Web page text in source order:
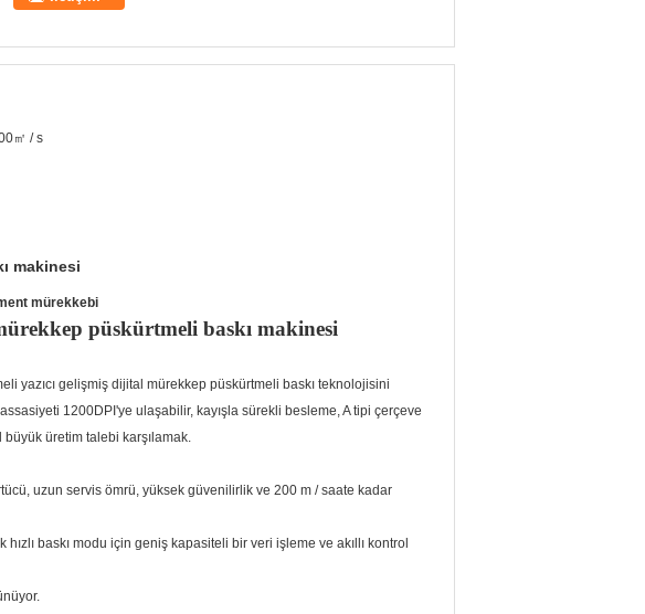
㎡ / s
makinesi
mürekkebi
püskürtmeli baskı makinesi
yazıcı gelişmiş dijital mürekkep püskürtmeli baskı teknolojisini
1200DPI'ye ulaşabilir, kayışla sürekli besleme, A tipi çerçeve
büyük üretim talebi karşılamak.
uzun servis ömrü, yüksek güvenilirlik ve 200 m / saate kadar
baskı modu için geniş kapasiteli bir veri işleme ve akıllı kontrol